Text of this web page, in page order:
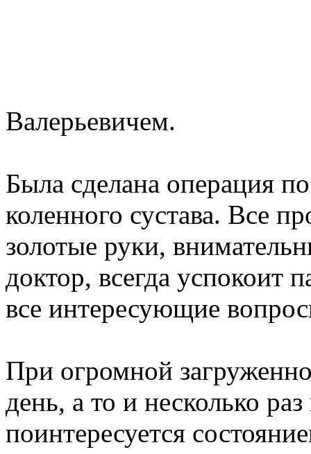
Валерьевичем.
Была сделана операция
коленного сустава. Все
золотые руки,
доктор, всегда успокоит
все интересующие
При огромной
день, а то и несколько
поинтересуется